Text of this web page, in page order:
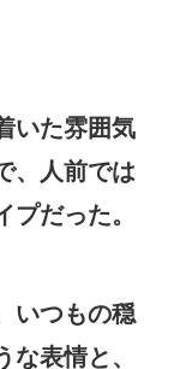
いた雰囲気
、人前では
だった。
いつもの穏
表情と、